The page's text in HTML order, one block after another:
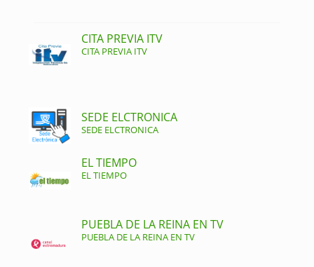
CITA PREVIA ITV
CITA PREVIA ITV
SEDE ELCTRONICA
SEDE ELCTRONICA
EL TIEMPO
EL TIEMPO
PUEBLA DE LA REINA EN TV
PUEBLA DE LA REINA EN TV